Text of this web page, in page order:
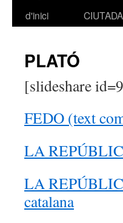
d'inici
PLATÓ
[slideshare
FEDO (text
LA
LA
catalana